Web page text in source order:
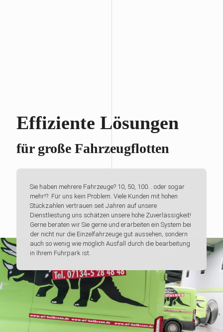
Effiziente Lösungen
für große Fahrzeugflotten
Sie haben mehrere Fahrzeuge? 10, 50, 100... oder sogar
mehr!?. Für uns kein Problem. Viele Kunden mit hohen
Stückzahlen vertrauen seit Jahren auf unsere
Dienstliestung uns schätzen unsere hohe Zuverlässigkeit!
Gerne beraten wir Sie gerne und erarbeiten ein System bei
der nicht nur die Einzelfahrzeuge gut aussehen, sondern
auch so wenig wie möglich Ausfall durch die bearbeitung
in Ihrem Fuhrpark ist.